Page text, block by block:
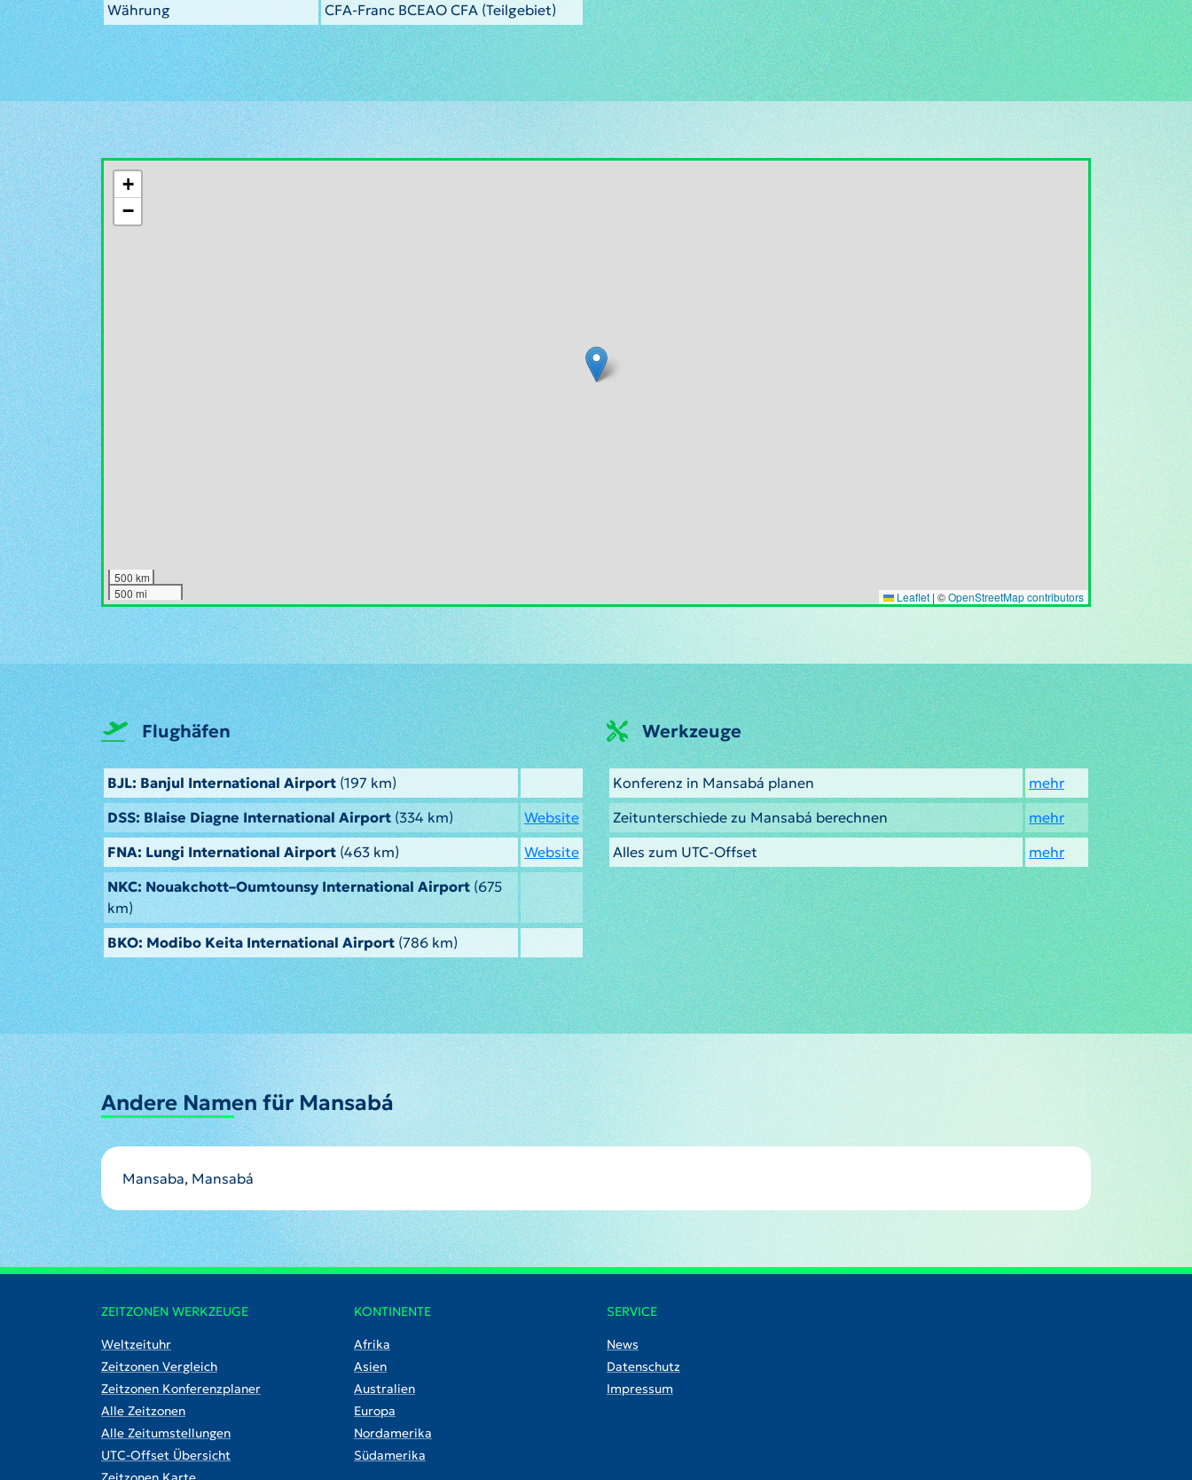
Währung
CFA-Franc BCEAO CFA (Teilgebiet)
+
−
500 km
500 mi
Leaflet | ©OpenStreetMap contributors
Flughäfen
BJL: Banjul International Airport (197 km)
DSS: Blaise Diagne International Airport(334 km)
Website
FNA: Lungi International Airport (463 km)
Website
NKC: Nouakchott–Oumtounsy International Airport(675
km)
BKO: Modibo Keita International Airport (786 km)
Werkzeuge
Konferenz in Mansabá planen
mehr
Zeitunterschiede zu Mansabá berechnen
mehr
Alles zum UTC-Offset
mehr
Andere Namen für Mansabá
Mansaba, Mansabá
ZEITZONEN WERKZEUGE
Weltzeituhr
Zeitzonen Vergleich
Zeitzonen Konferenzplaner
Alle Zeitzonen
Alle Zeitumstellungen
UTC-Offset Übersicht
KONTINENTE
Afrika
Asien
Australien
Europa
Nordamerika
Südamerika
SERVICE
News
Datenschutz
Impressum